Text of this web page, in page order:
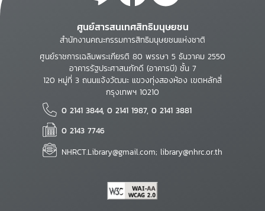
ศูนย์สารสนเทศสิทธิมนุษยชน
สำนักงานคณะกรรมการสิทธิมนุษยชนแห่งชาติ
ศูนย์ราชการเฉลิมพระเกียรติ 80 พรรษา 5 ธันวาคม 2550
อาคารรัฐประศาสนภักดี (อาคารบี) ชั้น 7
120 หมู่ที่ 3 ถนนแจ้งวัฒนะ แขวงทุ่งสองห้อง เขตหลักสี่
กรุงเทพฯ 10210
0 2141 3844, 0 2141 1987, 0 2141 3881
0 2143 7746
NHRCT.Library@gmail.com; library@nhrc.or.th